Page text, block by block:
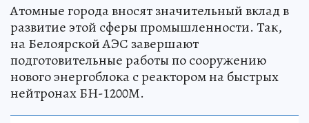
Атомные города вносят значительный вклад в
развитие этой сферы промышленности. Так,
на Белоярской АЭС завершают
подготовительные работы по сооружению
нового энергоблока с реактором на быстрых
нейтронах БН-1200М.